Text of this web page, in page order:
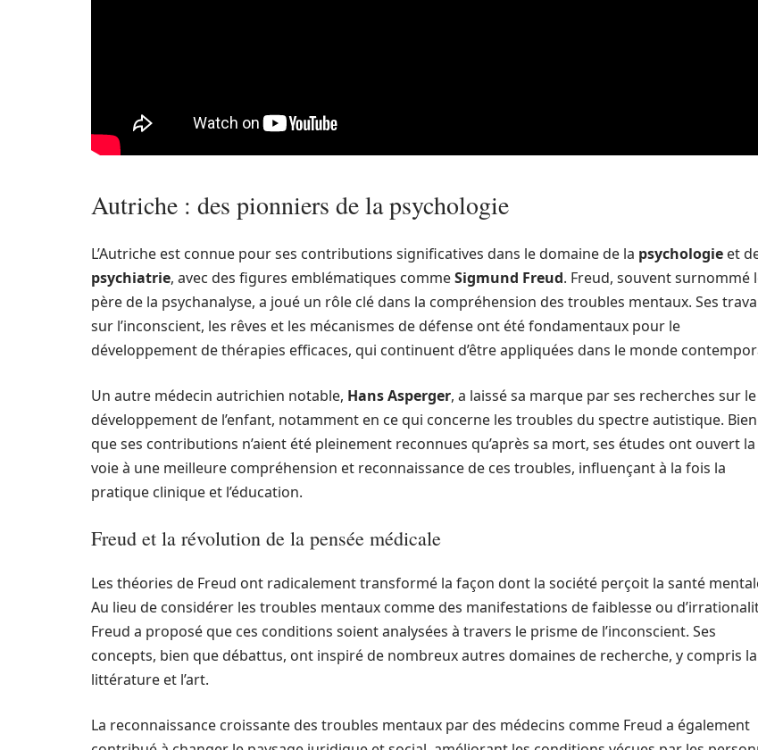
Autriche : des pionniers de la psychologie
L’Autriche est connue pour ses contributions significatives dans le domaine de la psychologie et
psychiatrie, avec des figures emblématiques commeSigmund Freud. Freud, souvent surnommé
père de la psychanalyse, a joué un rôle clé dans la compréhension des troubles mentaux. Ses
sur l’inconscient, les rêves et les mécanismes de défense ont été fondamentaux pour le
développement de thérapies efficaces, qui continuent d’être appliquées dans le monde
Un autre médecin autrichien notable, Hans Asperger, a laissé sa marque par ses recherches sur le
développement de l’enfant, notamment en ce qui concerne les troubles du spectre autistique. Bien
que ses contributions n’aient été pleinement reconnues qu’après sa mort, ses études ont ouvert la
voie à une meilleure compréhension et reconnaissance de ces troubles, influençant à la fois la
pratique clinique et l’éducation.
Freud et la révolution de la pensée médicale
Les théories de Freud ont radicalement transformé la façon dont la société perçoit la santé
Au lieu de considérer les troubles mentaux comme des manifestations de faiblesse ou
Freud a proposé que ces conditions soient analysées à travers le prisme de l’inconscient. Ses
concepts, bien que débattus, ont inspiré de nombreux autres domaines de recherche, y compris la
littérature et l’art.
La reconnaissance croissante des troubles mentaux par des médecins comme Freud a également